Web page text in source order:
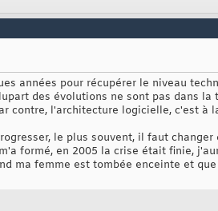
années pour récupérer le niveau
des évolutions ne sont pas dans
contre, l'architecture logicielle, c'est à
le plus souvent, il faut
formé, en 2005 la crise était finie,
ma femme est tombée enceinte et